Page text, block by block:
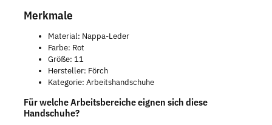
Merkmale
Material: Nappa-Leder
Farbe: Rot
Größe: 11
Hersteller: Förch
Kategorie: Arbeitshandschuhe
Für welche Arbeitsbereiche eignen sich diese
Handschuhe?